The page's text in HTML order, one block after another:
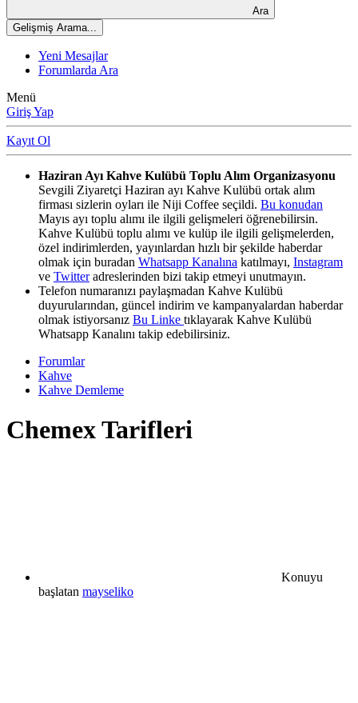
Ara
Gelişmiş Arama...
Yeni Mesajlar
Forumlarda Ara
Menü
Giriş Yap
Kayıt Ol
Haziran Ayı Kahve Kulübü Toplu Alım Organizasyonu
Sevgili Ziyaretçi Haziran ayı Kahve Kulübü ortak alım
firması sizlerin oyları ile Niji Coffee seçildi. Bu konudan
Mayıs ayı toplu alımı ile ilgili gelişmeleri öğrenebilirsin.
Kahve Kulübü toplu alımı ve kulüp ile ilgili gelişmelerden,
özel indirimlerden, yayınlardan hızlı bir şekilde haberdar
olmak için buradan Whatsapp Kanalına katılmayı, Instagram
ve Twitteradreslerinden bizi takip etmeyi unutmayın.
Telefon numaranızı paylaşmadan Kahve Kulübü
duyurularından, güncel indirim ve kampanyalardan haberdar
olmak istiyorsanız Bu Linke tıklayarak Kahve Kulübü
Whatsapp Kanalını takip edebilirsiniz.
Forumlar
Kahve
Kahve Demleme
Chemex Tarifleri
Konuyu
başlatan mayseliko